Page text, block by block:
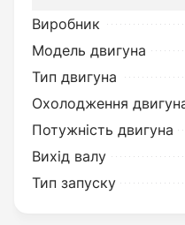
мотоблоки, насоси,
іншого. Сам двигун
його установка
Окремим плюсом
шуму та диму, який
Паливний бак вміщує
Виробник
Модель двигуна
Тип двигуна
Охолодження
Потужність двигуна
Вихід валу
Тип запуску